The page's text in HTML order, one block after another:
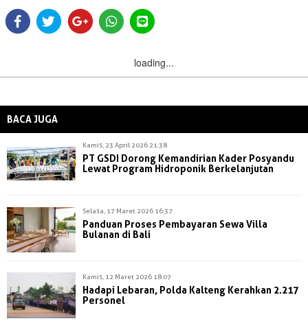
loading...
BACA JUGA
Kamis, 23 April 2026 21:38
PT GSDI Dorong Kemandirian Kader Posyandu
Lewat Program Hidroponik Berkelanjutan
Selasa, 17 Maret 2026 16:37
Panduan Proses Pembayaran Sewa Villa
Bulanan di Bali
Kamis, 12 Maret 2026 18:07
Hadapi Lebaran, Polda Kalteng Kerahkan 2.217
Personel